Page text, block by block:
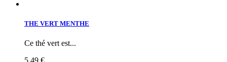
THE VERT MENTHE
Ce thé vert est...
5,49 €